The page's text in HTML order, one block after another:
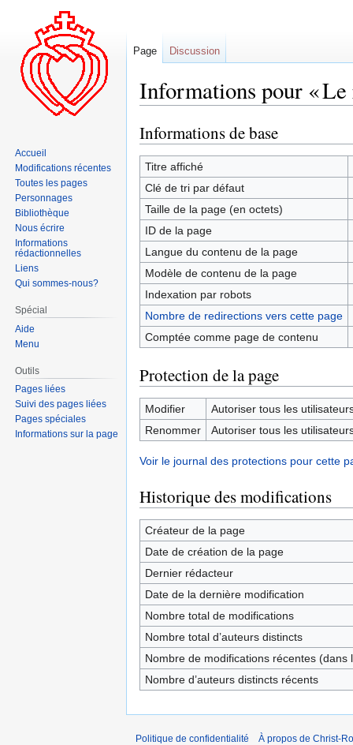
Informations pour « Le
Aller
à
la
navigation
Aller
à
la
recherche
Informations de base
Titre affiché
Clé de tri par défaut
Taille de la page (en octets)
ID de la page
Langue du contenu de la page
Modèle de contenu de la page
Indexation par robots
Nombre de redirections vers cette page
Comptée comme page de contenu
Protection de la page
Modifier
Autoriser tous les
Renommer
Autoriser tous les
Voir le journal des protections pour cette
Historique des modifications
Créateur de la page
Date de création de la page
Dernier rédacteur
Date de la dernière modification
Nombre total de modifications
Nombre total d’auteurs distincts
Nombre de modifications récentes (dans
Nombre d’auteurs distincts récents
Page Discussion
Accueil
Modifications récentes
Toutes les pages
Personnages
Bibliothèque
Nous écrire
Informations
rédactionnelles
Liens
Qui sommes-nous?
Spécial
Aide
Menu
Outils
Pages liées
Suivi des pages liées
Pages spéciales
Informations sur la page
Politique de confidentialité À propos de Christ-